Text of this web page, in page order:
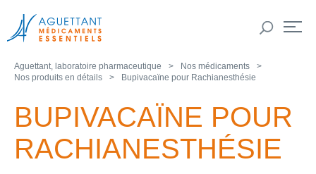
Aguettant, laboratoire pharmaceutique
Nos médicaments
Nos produits en détails
Bupivacaïne pour Rachianesthésie
BUPIVACAÏNE POUR
RACHIANESTHÉSIE